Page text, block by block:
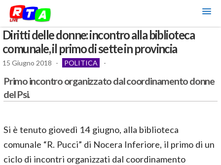
Diritti delle donne: incontro alla biblioteca
comunale, il primo di sette in provincia
15 Giugno 2018 - POLITICA -
Primo incontro organizzato dal coordinamento donne
del Psi.
Si è tenuto giovedì 14 giugno, alla biblioteca
comunale “R. Pucci” di Nocera Inferiore, il primo di un
ciclo di incontri organizzati dal coordinamento